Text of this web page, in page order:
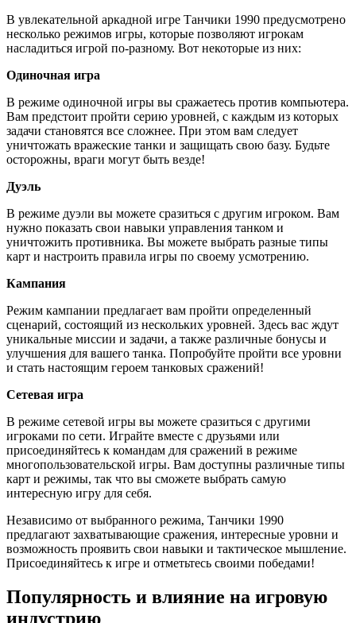
В увлекательной аркадной игре Танчики 1990 предусмотрено
несколько режимов игры, которые позволяют игрокам
насладиться игрой по-разному. Вот некоторые из них:
Одиночная игра
В режиме одиночной игры вы сражаетесь против компьютера.
Вам предстоит пройти серию уровней, с каждым из которых
задачи становятся все сложнее. При этом вам следует
уничтожать вражеские танки и защищать свою базу. Будьте
осторожны, враги могут быть везде!
Дуэль
В режиме дуэли вы можете сразиться с другим игроком. Вам
нужно показать свои навыки управления танком и
уничтожить противника. Вы можете выбрать разные типы
карт и настроить правила игры по своему усмотрению.
Кампания
Режим кампании предлагает вам пройти определенный
сценарий, состоящий из нескольких уровней. Здесь вас ждут
уникальные миссии и задачи, а также различные бонусы и
улучшения для вашего танка. Попробуйте пройти все уровни
и стать настоящим героем танковых сражений!
Сетевая игра
В режиме сетевой игры вы можете сразиться с другими
игроками по сети. Играйте вместе с друзьями или
присоединяйтесь к командам для сражений в режиме
многопользовательской игры. Вам доступны различные типы
карт и режимы, так что вы сможете выбрать самую
интересную игру для себя.
Независимо от выбранного режима, Танчики 1990
предлагают захватывающие сражения, интересные уровни и
возможность проявить свои навыки и тактическое мышление.
Присоединяйтесь к игре и отметьтесь своими победами!
Популярность и влияние на игровую
индустрию